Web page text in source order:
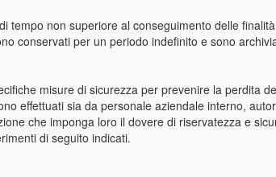
tempo non superiore al conseguimento delle
conservati per un periodo indefinito e sono
misure di sicurezza per prevenire la perdita
effettuati sia da personale aziendale interno,
che imponga loro il dovere di riservatezza e
di seguito indicati.